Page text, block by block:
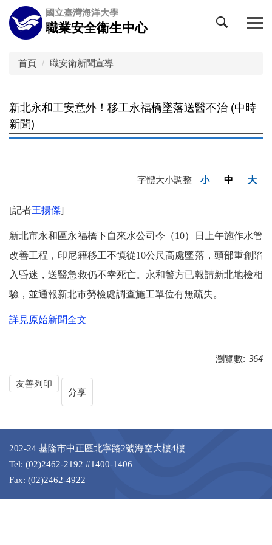
跳
到
主
國立臺灣海洋大學
職業安全衛生中心
首頁 職安衛新聞宣導
新北永和工安意外！移工永福橋墜落送醫不治 (中時
新聞)
字體大小調整 小 中 大
[記者王揚傑]
新北市永和區永福橋下自來水公司今（10）日上午施作水管
改善工程，印尼籍移工不慎從10公尺高處墜落，頭部重創陷
入昏迷，送醫急救仍不幸死亡。永和警方已報請新北地檢相
驗，並通報新北市勞檢處調查施工單位有無疏失。
詳見原始新聞全文
瀏覽數: 364
友善列印
分享
202-24 基隆市中正區北寧路2號海空大樓4樓
Tel: (02)2462-2192 #1400-1406
Fax: (02)2462-4922